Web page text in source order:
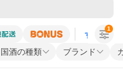
すべての条
酒の種類 ブランド
1